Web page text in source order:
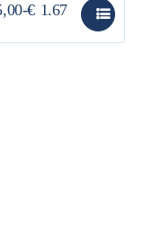
-€ 1.675,00